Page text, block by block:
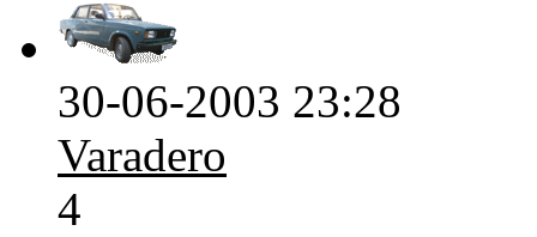
30-06-2003 23:28
Varadero
4